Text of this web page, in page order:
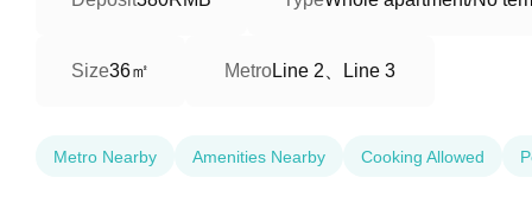
Size36㎡ MetroLine 2、Line 3
Metro Nearby Amenities Nearby Cooking Allowed